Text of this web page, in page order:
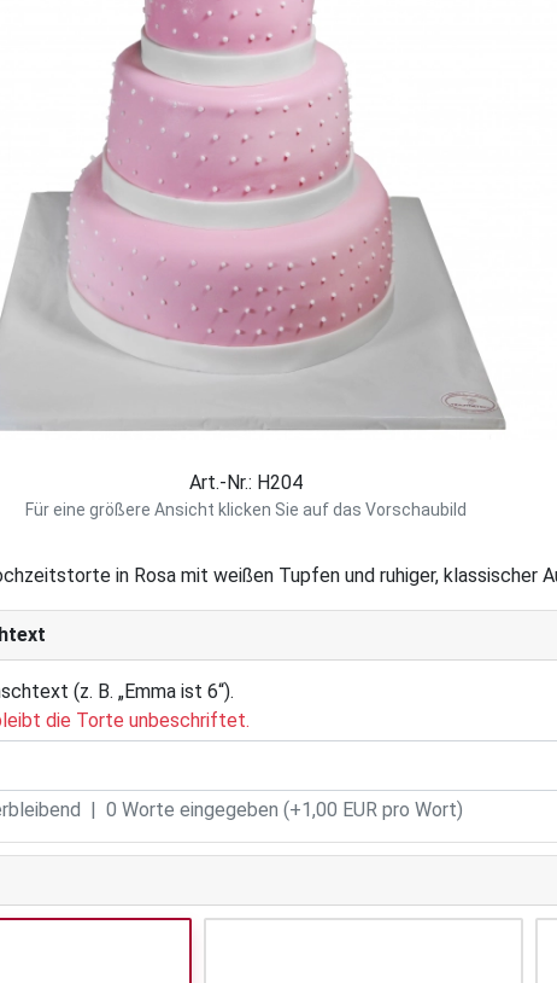
Art.-Nr.: H204
Für eine größere Ansicht klicken Sie auf das Vorschaubild
in Rosa mit weißen Tupfen und ruhiger, klassischer
(z. B. „Emma ist 6“).
die Torte unbeschriftet.
| 0 Worte eingegeben (+1,00 EUR pro Wort)